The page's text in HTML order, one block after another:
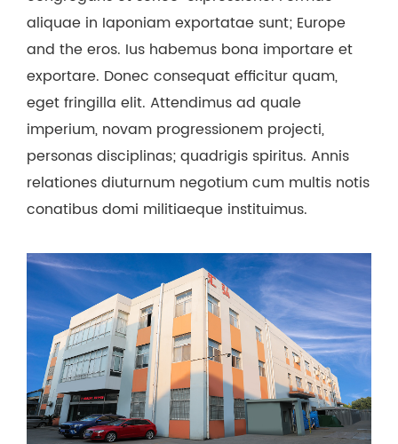
aliquae in Iaponiam exportatae sunt; Europe
and the eros. Ius habemus bona importare et
exportare. Donec consequat efficitur quam,
eget fringilla elit. Attendimus ad quale
imperium, novam progressionem projecti,
personas disciplinas; quadrigis spiritus. Annis
relationes diuturnum negotium cum multis notis
conatibus domi militiaeque instituimus.